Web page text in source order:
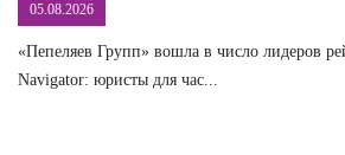
05.08.2026
«Пепеляев Групп» вошла в число лидеров
Navigator: юристы для час...